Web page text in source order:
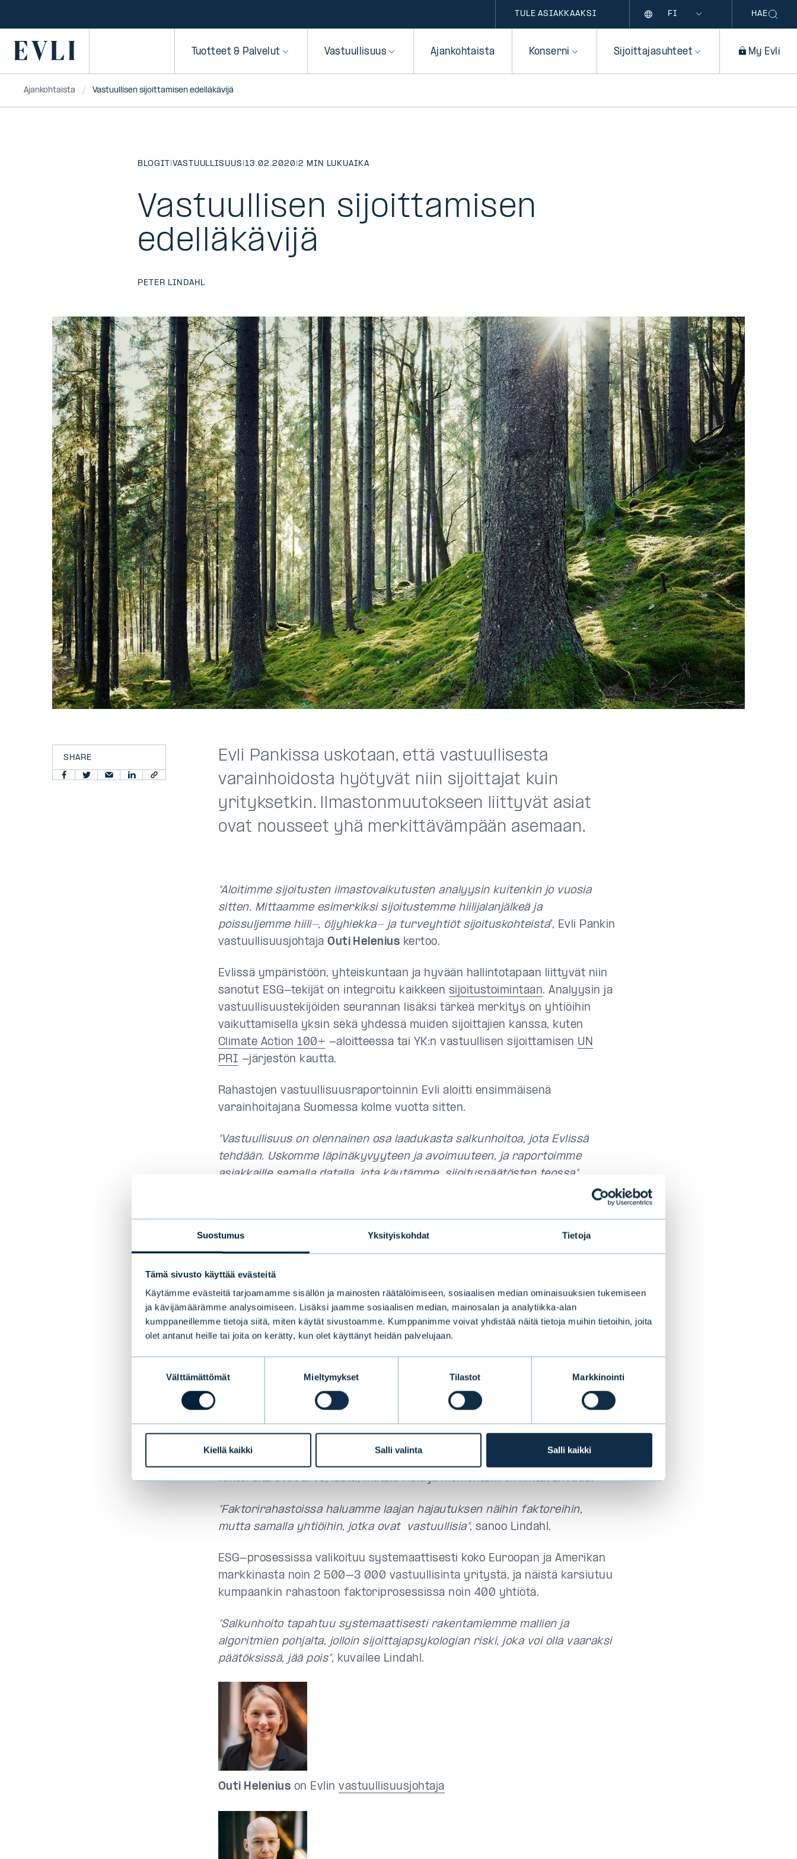
Suostumus Yksityiskohdat Tietoja
Tämä sivusto käyttää evästeitä
Käytämme evästeitä tarjoamamme sisällön ja mainosten räätälöimiseen, sosiaalisen median ominaisuuksien tukemiseen
ja kävijämäärämme analysoimiseen. Lisäksi jaamme sosiaalisen median, mainosalan ja analytiikka-alan
kumppaneillemme tietoja siitä, miten käytät sivustoamme. Kumppanimme voivat yhdistää näitä tietoja muihin tietoihin, joita
olet antanut heille tai joita on kerätty, kun olet käyttänyt heidän palvelujaan.
Välttämättömät Mieltymykset Tilastot Markkinointi
Kiellä kaikki Salli valinta Salli kaikki
TULE ASIAKKAAKSI HAE
Primary Tuotteet & Palvelut Vastuullisuus Ajankohtaista Konserni Sijoittajasuhteet My Evli
Ajankohtaista Vastuullisen sijoittamisen edelläkävijä
BLOGIT |VASTUULLISUUS |13.02.2020|2 MIN LUKUAIKA
Vastuullisen sijoittamisen
edelläkävijä
PETER LINDAHL
SHARE
Evli Pankissa uskotaan, että vastuullisesta
varainhoidosta hyötyvät niin sijoittajat kuin
yrityksetkin. llmastonmuutokseen liittyvät asiat
ovat nousseet yhä merkittävämpään asemaan.
"Aloitimme sijoitusten ilmastovaikutusten analyysin kuitenkin jo vuosia
sitten. Mittaamme esimerkiksi sijoitustemme hiilijalanjälkeä ja
poissuljemme hiili-, öljyhiekka- ja turveyhtiöt sijoituskohteista”, Evli Pankin
vastuullisuusjohtajaOuti Helenius kertoo.
Evlissä ympäristöön, yhteiskuntaan ja hyvään hallintotapaan liittyvät niin
sanotut ESG-tekijät on integroitu kaikkeen sijoitustoimintaan. Analyysin ja
vastuullisuustekijöiden seurannan lisäksi tärkeä merkitys on yhtiöihin
vaikuttamisella yksin sekä yhdessä muiden sijoittajien kanssa, kuten
Climate Action 100+ -aloitteessa tai YK:n vastuullisen sijoittamisen UN
PRI -järjestön kautta.
Rahastojen vastuullisuusraportoinnin Evli aloitti ensimmäisenä
varainhoitajana Suomessa kolme vuotta sitten.
”Vastuullisuus on olennainen osa laadukasta salkunhoitoa, jota Evlissä
tehdään. Uskomme läpinäkyvyyteen ja avoimuuteen, ja raportoimme
asiakkaille samalla datalla, jota käytämme sijoituspäätösten teossa”,
ESG-prosessi faktorirahastoissa
”Evlin faktorirahastoissa sijoituspäätöksiin integroitiin vähähiilinen
prosessi jo kolme vuotta sitten, ja viime vuonna sitä laajennettiin
kokonaisvaltaisemmaksi ESG-lähestymistavaksi, jossa käytetään sekä
poissulkemista että parhaiden yhtiöiden valintaa toimialojen sisällä. Tämä
on toiminut tehokkaasti, ja salkussamme painottuvat ne yritykset, jotka
saavat korkean vastuullisuusarvosanan”, sanoo Evlin faktorirahastojen
johtaja
Peter Lindahl.
Evli lanseerasi faktorirahastot, Evli Osakefaktori Euroopan
Osakefaktori USA:n, ensimmäisenä Pohjoismaissa vuonna 2015. Faktorit
ovat akateemisesti todennettuja lisäarvon lähteitä, jotka ovat tuottaneet
faktoreita ovat arvo, laatu, matala riski ja momentum eli hintavahvuus.
”Faktorirahastoissa haluamme laajan hajautuksen näihin faktoreihin,
mutta samalla yhtiöihin, jotka ovat vastuullisia”, sanoo Lindahl.
ESG-prosessissa valikoituu systemaattisesti koko Euroopan ja Amerikan
markkinasta noin 2 500–3 000 vastuullisinta yritystä, ja näistä karsiutuu
kumpaankin rahastoon faktoriprosessissa noin 400 yhtiötä.
”Salkunhoito tapahtuu systemaattisesti rakentamiemme mallien ja
algoritmien pohjalta, jolloin sijoittajapsykologian riski, joka voi olla vaaraksi
päätöksissä, jää pois”, kuvailee Lindahl.
Outi Helenius on Evlinvastuullisuusjohtaja